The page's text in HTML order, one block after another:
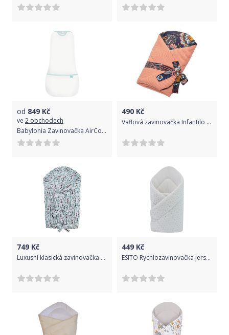
od 849 Kč
ve 2 obchodech
Babylonia Zavinovačka AirCocoon 0,2tog - Natural 0-3m
490 Kč
Vaflová zavinovačka Infantilo salmon/dark boho
749 Kč
Luxusní klasická zavinovačka čtvercová 75 x 75 cm Esito Bombacio Bílá
449 Kč
ESITO Rychlozavinovačka jersey hvězdička, Barva hvězdička šedá, Velikost 85 x 85 cm